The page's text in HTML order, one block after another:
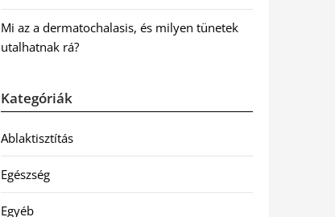
Mi az a dermatochalasis, és milyen tünetek
utalhatnak rá?
Kategóriák
Ablaktisztítás
Egészség
Egyéb